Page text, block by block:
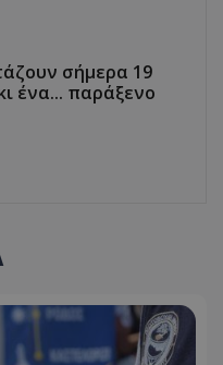
σήμερα 19
ένα... παράξενο